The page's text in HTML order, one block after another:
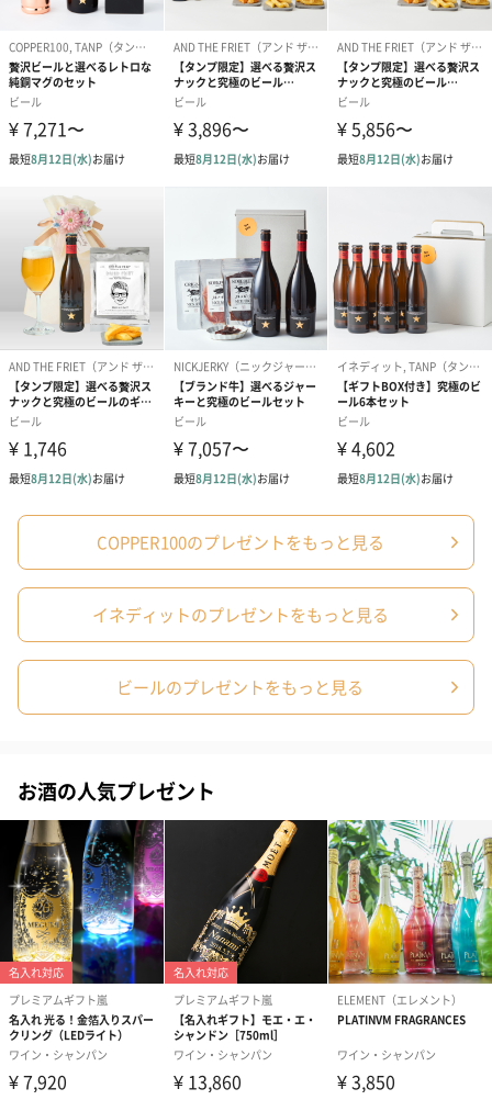
シーズンブーケ（ひま
わり）（1,880円）
ーン）（1,650円）
（1,650円）
ドライフラワー・プリザーブドフラワー
自然のお花で作ったドライフラワー・プリザーブドフラワーを同
梱します。
一部花材が写真と異なる場合がございます。予めご了承くださ
い。パッケージに入れてお届けします。
プリザーブドフラワー
プリザーブドフラワー
（2,580円）
アミュレット
紅茶・コーヒー・スイーツを同梱してお届けいたします。ギフト
への＋αにおすすめです。
アールグレイ（HAPPY
BIRTHDAY TO YOU）
（660円）
アールグレイティー
（660円）
円）
COPPER100のプレゼントをもっと見る
イネディットのプレゼントをもっと見る
ビールのプレゼントをもっと見る
お酒の人気プレゼント